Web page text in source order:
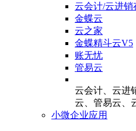
云会计/云进销
金蝶云
云之家
金蝶精斗云V5
账无忧
管易云
云会计、云进
云、管易云、
小微企业应用